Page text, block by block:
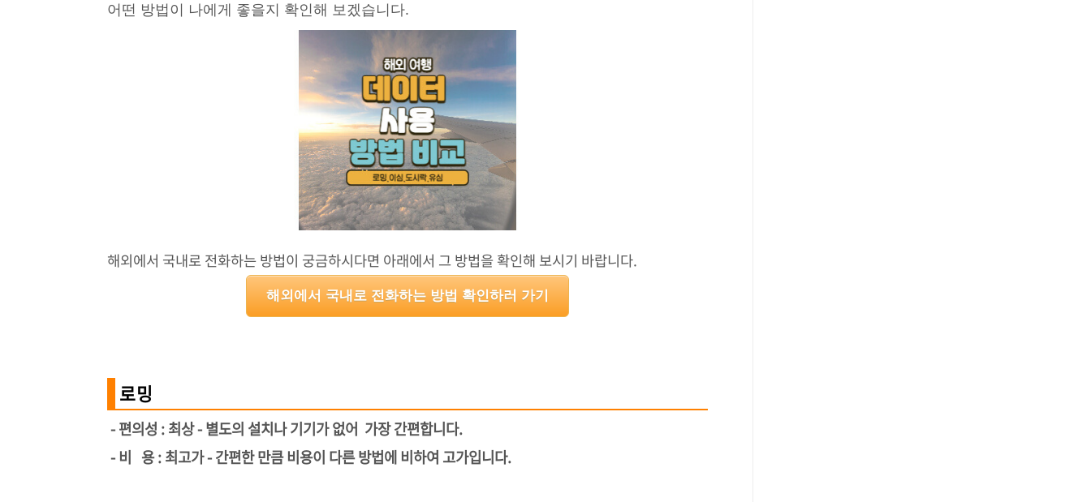
어떤 방법이 나에게 좋을지 확인해 보겠습니다.
해외에서 국내로 전화하는 방법이 궁금하시다면 아래에서 그 방법을 확인해 보시기 바랍니다.
해외에서 국내로 전화하는 방법 확인하러 가기
로밍
- 편의성 : 최상 - 별도의 설치나 기기가 없어 가장 간편합니다.
- 비 용 : 최고가 - 간편한 만큼 비용이 다른 방법에 비하여 고가입니다.